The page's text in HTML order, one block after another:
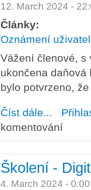
12. March 2024 -
Články:
Oznámení
Vážení členové, s
ukončena daňová
bylo potvrzeno,
Číst dále... about
komentování
Školení -
4. March 2024 -